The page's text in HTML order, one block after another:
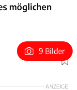
möglichen
Foto: PSA
9 Bilder
ANZEIGE